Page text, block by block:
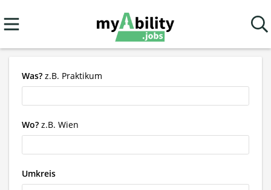
Was? z.B. Praktikum
Wo? z.B. Wien
Umkreis